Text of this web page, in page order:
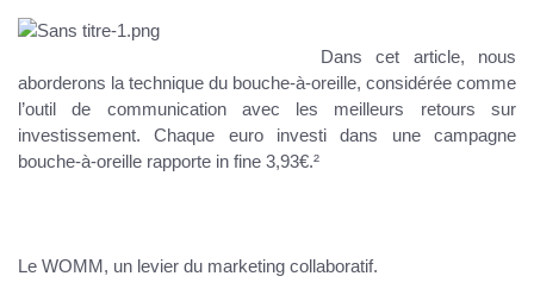
Dans cet article, nous
aborderons la technique du bouche-à-oreille, considérée comme
l’outil de communication avec les meilleurs retours sur
investissement. Chaque euro investi dans une campagne
bouche-à-oreille rapporte in fine 3,93€.²
Le WOMM, un levier du marketing collaboratif.